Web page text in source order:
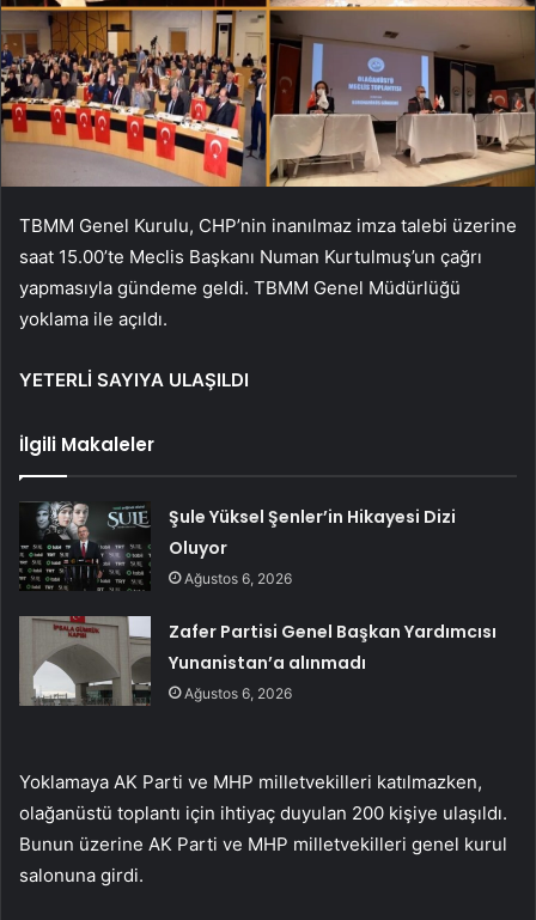
TBMM Genel Kurulu, CHP’nin inanılmaz imza talebi üzerine
saat 15.00’te Meclis Başkanı Numan Kurtulmuş’un çağrı
yapmasıyla gündeme geldi. TBMM Genel Müdürlüğü
yoklama ile açıldı.
YETERLİ SAYIYA ULAŞILDI
İlgili Makaleler
Şule Yüksel Şenler’in Hikayesi Dizi
Oluyor
Ağustos 6, 2026
Zafer Partisi Genel Başkan Yardımcısı
Yunanistan’a alınmadı
Ağustos 6, 2026
Yoklamaya AK Parti ve MHP milletvekilleri katılmazken,
olağanüstü toplantı için ihtiyaç duyulan 200 kişiye ulaşıldı.
Bunun üzerine AK Parti ve MHP milletvekilleri genel kurul
salonuna girdi.